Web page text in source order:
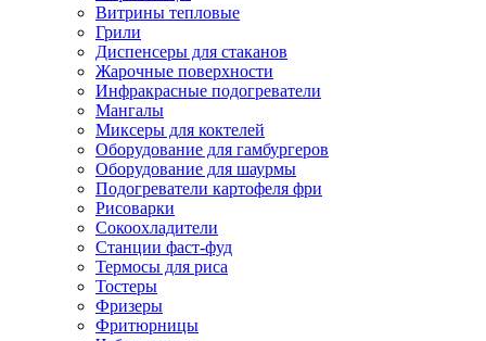
Витрины тепловые
Грили
Диспенсеры для стаканов
Жарочные поверхности
Инфракрасные подогреватели
Мангалы
Миксеры для коктелей
Оборудование для гамбургеров
Оборудование для шаурмы
Подогреватели картофеля фри
Рисоварки
Сокоохладители
Станции фаст-фуд
Термосы для риса
Тостеры
Фризеры
Фритюрницы